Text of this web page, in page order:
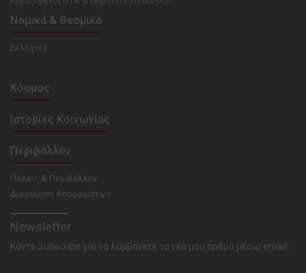
Νομικά & Θεσμικά
Εκλογικά
Κόσμος
Ιστορίες Κοινωνίας
Περιβάλλον
Πόλεις & Περιβάλλον
Διαχείριση Απορριμάτων
Newsletter
Κάντε Subscribe για να λαμβάνετε τα νέα μου άρθρα μέσω email: